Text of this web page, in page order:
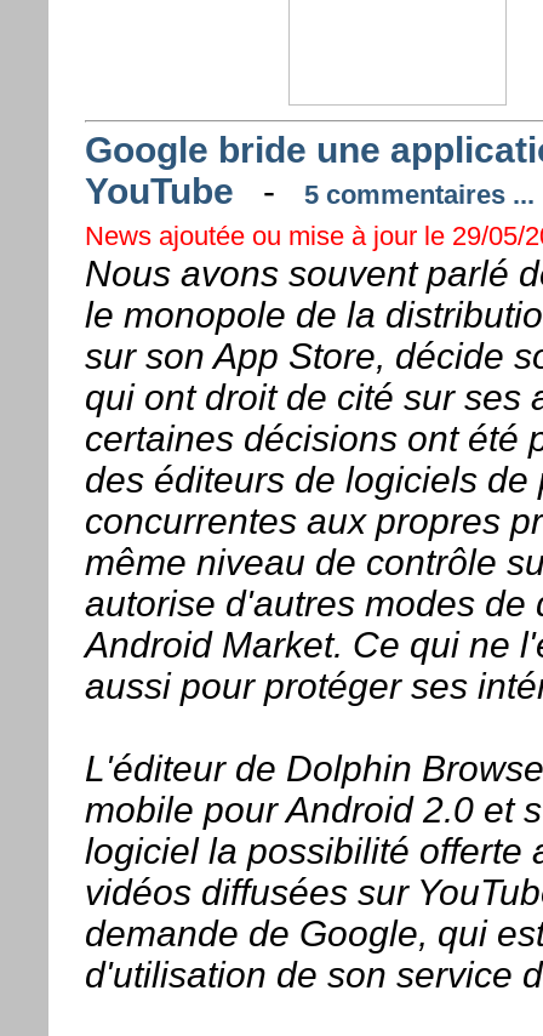
Google bride une
YouTube -
5 commentaires ...
News ajoutée ou mise à jour le 29/05/
Nous avons souvent parlé
le monopole de la
sur son App Store, décide
qui ont droit de cité sur ses
certaines décisions ont été
des éditeurs de logiciels
concurrentes aux propres
même niveau de contrôle
autorise d'autres modes
Android Market. Ce qui ne
aussi pour protéger ses
L'éditeur de Dolphin
mobile pour Android 2.0 et
logiciel la possibilité offerte
vidéos diffusées sur
demande de Google, qui
d'utilisation de son service